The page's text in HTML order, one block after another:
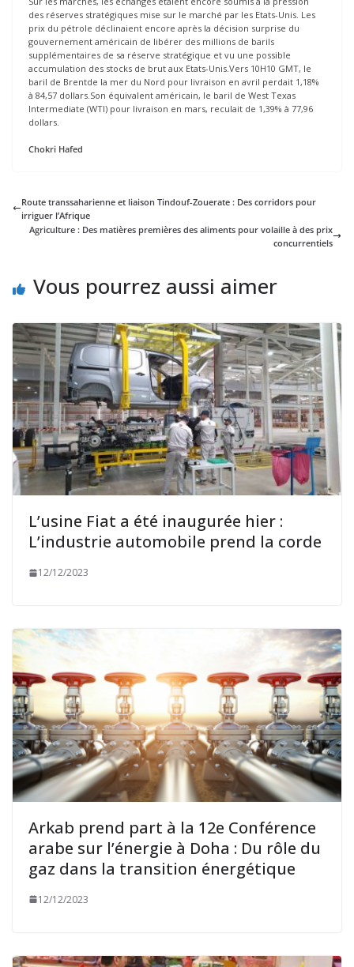
des réserves stratégiques mise sur le marché par les Etats-Unis. Les
prix du pétrole déclinaient encore après la décision surprise du
gouvernement américain de libérer des millions de barils
supplémentaires de sa réserve stratégique et vu une possible
accumulation des stocks de brut aux Etats-Unis.Vers 10H10 GMT, le
baril de Brentde la mer du Nord pour livraison en avril perdait 1,18%
à 84,57 dollars.Son équivalent américain, le baril de West Texas
Intermediate (WTI) pour livraison en mars, reculait de 1,39% à 77,96
dollars.
Chokri Hafed
Route transsaharienne et liaison Tindouf-Zouerate : Des corridors pour
irriguer l’Afrique
Agriculture : Des matières premières des aliments pour volaille à des prix
concurrentiels
Vous pourrez aussi aimer
L’usine Fiat a été inaugurée hier :
L’industrie automobile prend la corde
12/12/2023
Arkab prend part à la 12e Conférence
arabe sur l’énergie à Doha : Du rôle du
gaz dans la transition énergétique
12/12/2023